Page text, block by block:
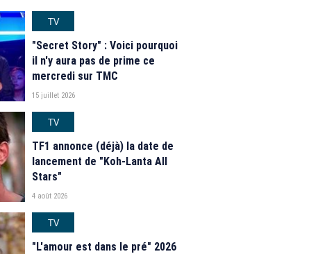
TV
"Secret Story" : Voici pourquoi
il n'y aura pas de prime ce
mercredi sur TMC
15 juillet 2026
TV
TF1 annonce (déjà) la date de
lancement de "Koh-Lanta All
Stars"
4 août 2026
TV
"L'amour est dans le pré" 2026